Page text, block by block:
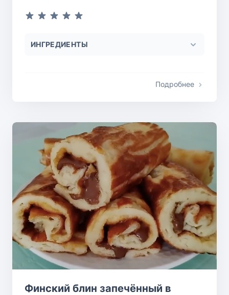
ИНГРЕДИЕНТЫ
Подробнее
Финский блин запечённый в